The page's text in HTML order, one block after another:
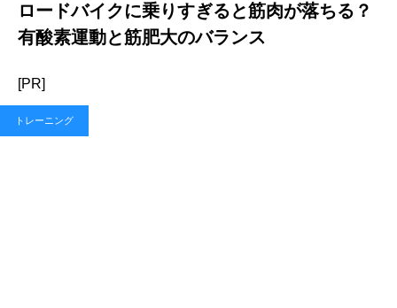
ロードバイクに乗りすぎると筋肉が落ちる？
有酸素運動と筋肥大のバランス
[PR]
トレーニング